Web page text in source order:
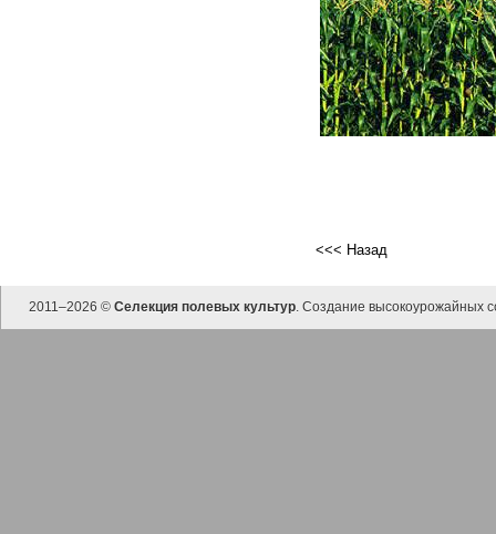
<<< Назад
2011–2026 © Селекция полевых культур. Создание высокоурожайных